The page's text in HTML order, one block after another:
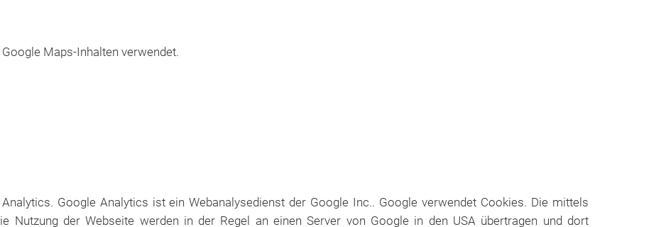
Maps-Inhalten verwendet.
Google Analytics ist ein Webanalysedienst der Google Inc.. Google verwendet Cookies. Die mittels
Nutzung der Webseite werden in der Regel an einen Server von Google in den USA übertragen und dort